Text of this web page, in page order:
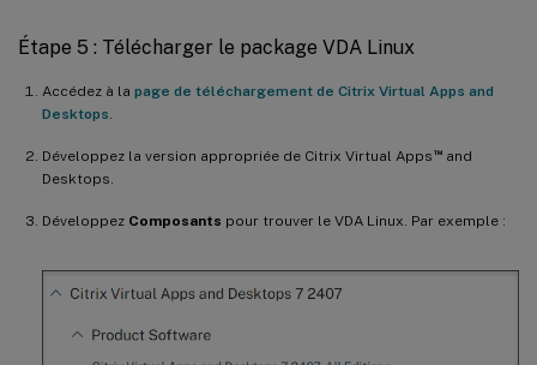
Étape 5 : Télécharger le package VDA Linux
Accédez à la page de téléchargement de Citrix Virtual Apps and
Desktops
Développez la version appropriée de Citrix Virtual Apps ™and
Desktops.
Développez Composants pour trouver le VDA Linux. Par exemple :